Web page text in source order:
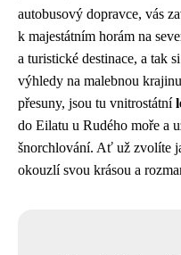
autobusový dopravce, vás
k majestátním horám na
a turistické destinace, a tak
výhledy na malebnou
přesuny, jsou tu vnitrostátní
do Eilatu u Rudého moře a
šnorchlování. Ať už zvolíte
okouzlí svou krásou a